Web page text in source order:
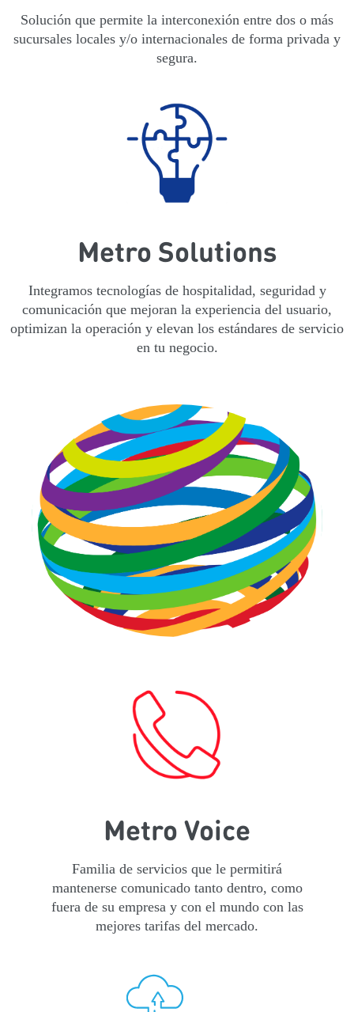
Solución que permite la interconexión entre dos o más
sucursales locales y/o internacionales de forma privada y
segura.
Metro Solutions
Integramos tecnologías de hospitalidad, seguridad y
comunicación que mejoran la experiencia del usuario,
optimizan la operación y elevan los estándares de servicio
en tu negocio.
¿Más información?
¡Haz clic aquí abajo para conocer los
beneficios de contratar nuestros productos!
VER SERVICIOS
Metro Voice
Familia de servicios que le permitirá
mantenerse comunicado tanto dentro, como
fuera de su empresa y con el mundo con las
mejores tarifas del mercado.